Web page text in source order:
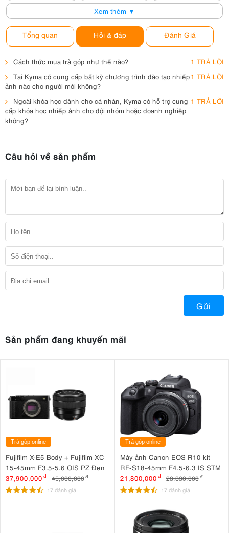
Xem thêm ▼
Tổng quan Hỏi & đáp Đánh Giá
Cách thức mua trả góp như thế nào?
1 TRẢ LỜI
Tại Kyma có cung cấp bất kỳ chương trình đào tạo nhiếp
ảnh nào cho người mới không?
1 TRẢ LỜI
Ngoài khóa học dành cho cá nhân, Kyma có hỗ trợ cung
cấp khóa học nhiếp ảnh cho đội nhóm hoặc doanh nghiệp
không?
1 TRẢ LỜI
Câu hỏi về sản phẩm
Gửi
Sản phẩm đang khuyến mãi
Trả góp online
Fujifilm X-E5 Body + Fujifilm XC
15-45mm F3.5-5.6 OIS PZ Đen
37,900,000 đ 45,000,000đ
17 đánh giá
Trả góp online
Máy ảnh Canon EOS R10 kit
RF-S18-45mm F4.5-6.3 IS STM
21,800,000 đ 28,330,000 đ
17 đánh giá